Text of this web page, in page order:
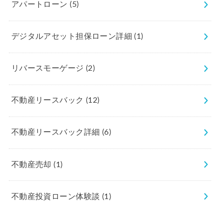
アパートローン(5)
デジタルアセット担保ローン詳細(1)
リバースモーゲージ (2)
不動産リースバック (12)
不動産リースバック詳細 (6)
不動産売却(1)
不動産投資ローン体験談 (1)